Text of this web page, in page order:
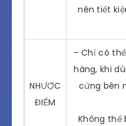
nên tiết
NHƯỢC
ĐIỂM
– Chỉ có
hàng, khi
cứng bên
Không thể